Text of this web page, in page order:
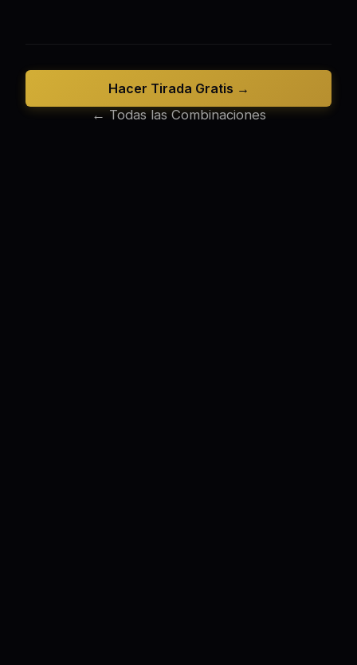
← Todas las Combinaciones
Hacer Tirada Gratis →